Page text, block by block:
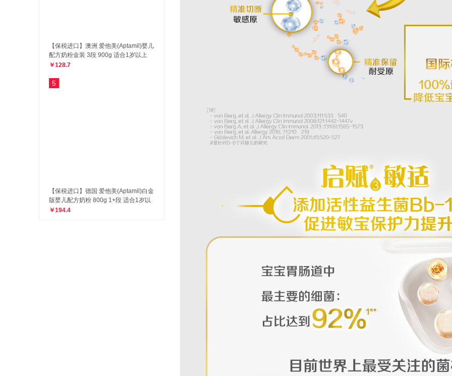
【保税进口】澳洲 爱他美(Aptamil)婴儿
配方奶粉金装 3段 900g 适合1岁以上
￥128.7
5
【保税进口】德国 爱他美(Aptamil)白金
版婴儿配方奶粉 800g 1+段 适合1岁以
上
￥194.4